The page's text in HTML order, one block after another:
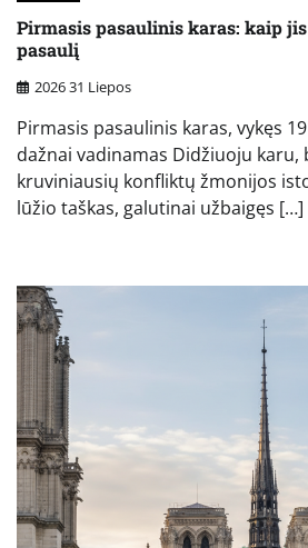
Pirmasis pasaulinis karas: kaip
pasaulį
2026 31 Liepos
Pirmasis pasaulinis karas, vykęs
dažnai vadinamas Didžiuoju karu,
kruviniausių konfliktų žmonijos
lūžio taškas, galutinai užbaigęs […]